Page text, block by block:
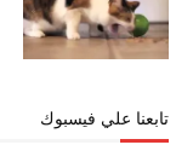
تابعنا علي فيسبوك